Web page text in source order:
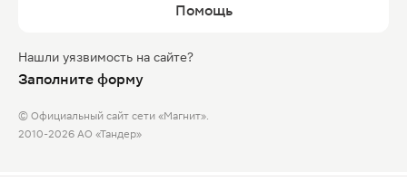
Помощь
Нашли уязвимость на сайте?
Заполните форму
© Официальный сайт сети «Магнит».
2010-2026 АО «Тандер»